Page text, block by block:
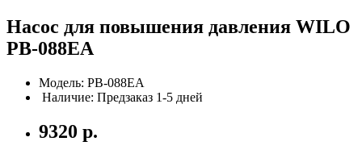
Насос для повышения давления WILO
PB-088EA
Модель: PB-088EA
Наличие: Предзаказ 1-5 дней
9320 р.